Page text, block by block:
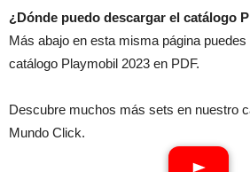
¿Dónde puedo descargar el catálogo
Más abajo en esta misma página
catálogo Playmobil 2023 en PDF.
Descubre muchos más sets en nuestro
Mundo Click.